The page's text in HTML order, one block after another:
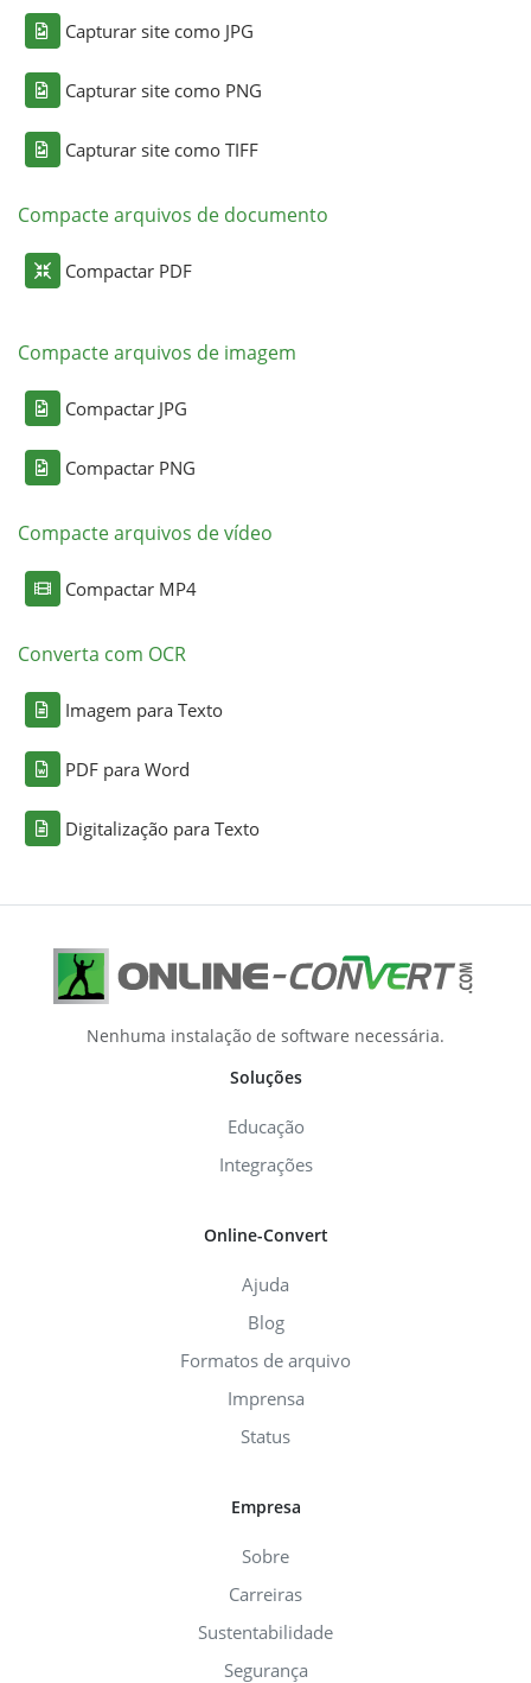
Capturar site como JPG
Capturar site como PNG
Capturar site como TIFF
Compacte arquivos de documento
Compactar PDF
Compacte arquivos de imagem
Compactar JPG
Compactar PNG
Compacte arquivos de vídeo
Compactar MP4
Converta com OCR
Imagem para Texto
PDF para Word
Digitalização para Texto
Nenhuma instalação de software necessária.
Soluções
Educação
Integrações
Online-Convert
Ajuda
Blog
Formatos de arquivo
Imprensa
Status
Empresa
Sobre
Carreiras
Sustentabilidade
Segurança